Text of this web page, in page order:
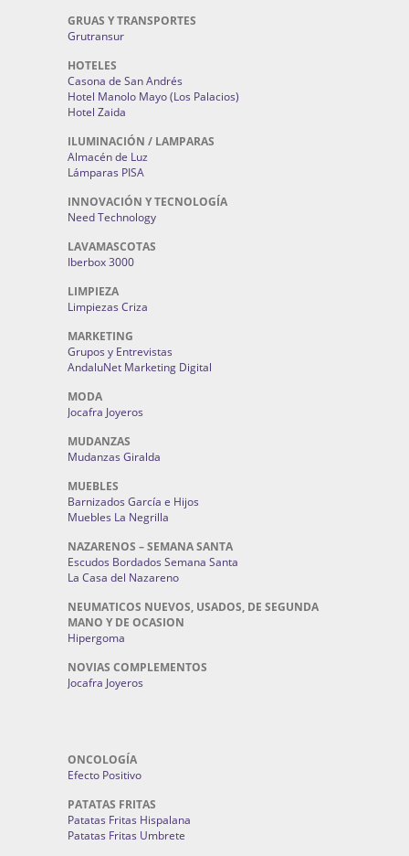
GRUAS Y TRANSPORTES
Grutransur
HOTELES
Casona de San Andrés
Hotel Manolo Mayo (Los Palacios)
Hotel Zaida
ILUMINACIÓN / LAMPARAS
Almacén de Luz
Lámparas PISA
INNOVACIÓN Y TECNOLOGÍA
Need Technology
LAVAMASCOTAS
Iberbox 3000
LIMPIEZA
Limpiezas Criza
MARKETING
Grupos y Entrevistas
AndaluNet Marketing Digital
MODA
Jocafra Joyeros
MUDANZAS
Mudanzas Giralda
MUEBLES
Barnizados García e Hijos
Muebles La Negrilla
NAZARENOS – SEMANA SANTA
Escudos Bordados Semana Santa
La Casa del Nazareno
NEUMATICOS NUEVOS, USADOS, DE SEGUNDA
MANO Y DE OCASION
Hipergoma
NOVIAS COMPLEMENTOS
Jocafra Joyeros
ONCOLOGÍA
Efecto Positivo
PATATAS FRITAS
Patatas Fritas Hispalana
Patatas Fritas Umbrete